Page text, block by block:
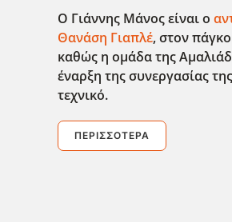
Ο Γιάννης Μάνος είναι ο
Θανάση Γιαπλέ, στον
καθώς η ομάδα της
έναρξη της συνεργασίας
τεχνικό.
ΠΕΡΙΣΣΌΤΕΡΑ